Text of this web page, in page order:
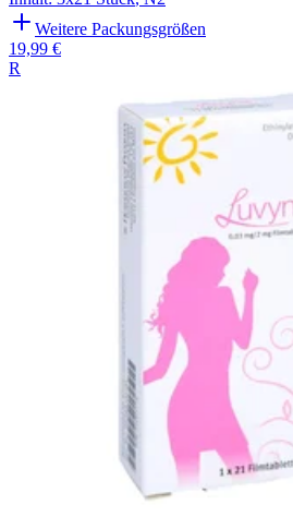
Weitere Packungsgrößen
19,99 €
R